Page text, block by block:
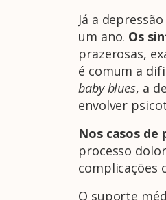
Já a
um ano. Os
prazerosas,
é comum a
baby blues, a
envolver
Nos casos
processo
complicações
O suporte